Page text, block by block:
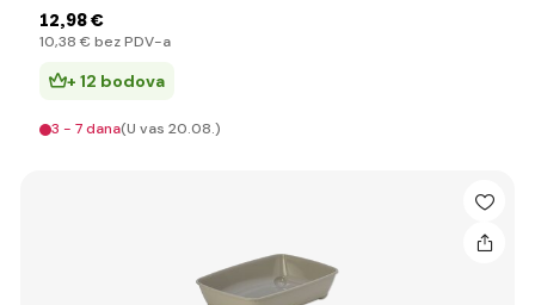
12,98 €
10,38 € bez PDV-a
+ 12 bodova
3 - 7 dana(U vas 20.08.)